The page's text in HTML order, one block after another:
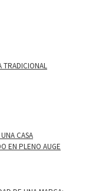
TRADICIONAL
CASA
EN PLENO AUGE